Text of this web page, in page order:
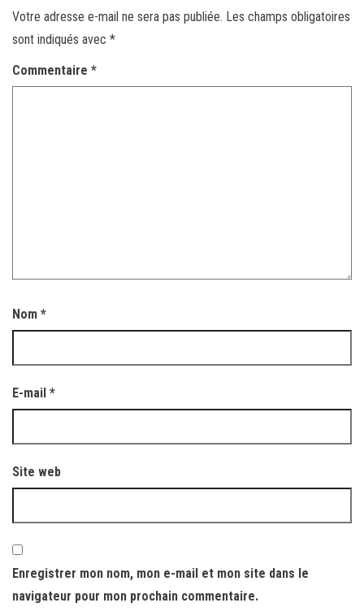
Votre adresse e-mail ne sera pas publiée. Les champs obligatoires
sont indiqués avec *
Commentaire *
Nom *
E-mail *
Site web
Enregistrer mon nom, mon e-mail et mon site dans le
navigateur pour mon prochain commentaire.